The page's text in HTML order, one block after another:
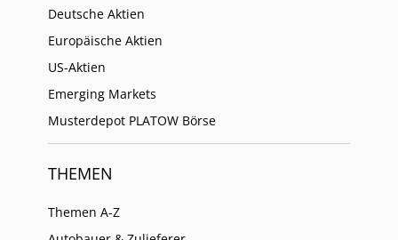
Deutsche Aktien
Europäische Aktien
US-Aktien
Emerging Markets
Musterdepot PLATOW Börse
THEMEN
Themen A-Z